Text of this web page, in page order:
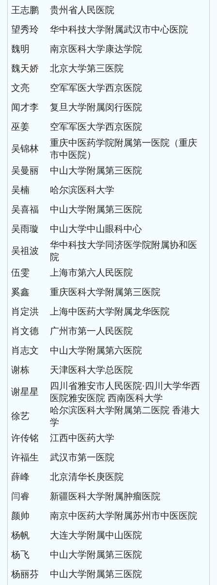
王志鹏
贵州省人民医院
望秀玲
华中科技大学附属武汉市中心医院
魏明
南京医科大学康达学院
魏天娇
北京大学第三医院
文亮
空军军医大学西京医院
闻才李
复旦大学附属闵行医院
巫姜
空军军医大学西京医院
吴锦林
重庆中医药学院附属第一医院（重庆
市中医院）
吴曼丽
中山大学附属第三医院
吴楠
哈尔滨医科大学
吴喜福
中山大学附属第三医院
吴雨璇
中山大学中山眼科中心
吴祖波
华中科技大学同济医学院附属协和医
院
伍雯
上海市第六人民医院
奚鑫
重庆医科大学附属第三医院
肖定洪
上海中医药大学附属龙华医院
肖文德
广州市第一人民医院
肖志文
中山大学附属第六医院
谢栋
天津医科大学总医院
谢星星
四川省雅安市人民医院·四川大学华西
医院雅安医院 西南医科大学
徐艺
哈尔滨医科大学附属第二医院 香港大
学
许传铭
江西中医药大学
许福生
武汉市第一医院
薛峰
北京清华长庚医院
闫睿
新疆医科大学附属肿瘤医院
颜帅
南京中医药大学附属苏州市中医医院
杨帆
大连大学附属中山医院
杨飞
中山大学附属第三医院
杨丽芬
中山大学附属第三医院